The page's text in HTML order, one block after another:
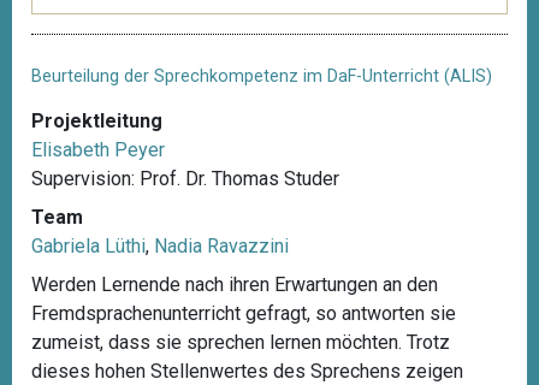
Beurteilung der Sprechkompetenz im DaF-Unterricht (ALIS)
Projektleitung
Elisabeth Peyer
Supervision: Prof. Dr. Thomas Studer
Team
Gabriela Lüthi, Nadia Ravazzini
Werden Lernende nach ihren Erwartungen an den
Fremdsprachenunterricht gefragt, so antworten sie
zumeist, dass sie sprechen lernen möchten. Trotz
dieses hohen Stellenwertes des Sprechens zeigen